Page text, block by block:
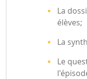
La
élèves;
La
Le